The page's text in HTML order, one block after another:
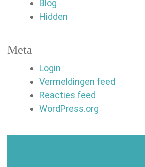
Blog
Hidden
Meta
Login
Vermeldingen feed
Reacties feed
WordPress.org